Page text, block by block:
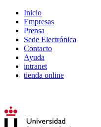
Inicio
Empresas
Prensa
Sede Electrónica
Contacto
Ayuda
intranet
tienda online